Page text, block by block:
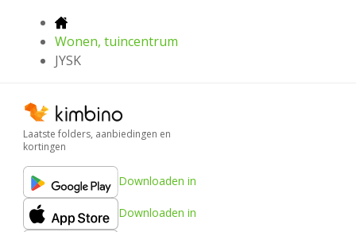
Wonen, tuincentrum
JYSK
Laatste folders, aanbiedingen en
kortingen
Downloaden in
Downloaden in